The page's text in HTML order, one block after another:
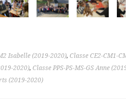
Isabelle (2019-2020), Classe CE2-CM1-
2020), Classe PPS-PS-MS-GS Anne
(2019-2020)